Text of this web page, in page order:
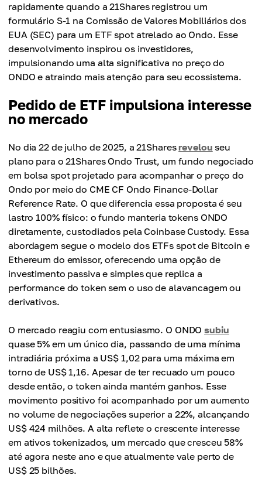
rapidamente quando a 21Shares registrou um
formulário S-1 na Comissão de Valores Mobiliários dos
EUA (SEC) para um ETF spot atrelado ao Ondo. Esse
desenvolvimento inspirou os investidores,
impulsionando uma alta significativa no preço do
ONDO e atraindo mais atenção para seu ecossistema.
Pedido de ETF impulsiona interesse
no mercado
No dia 22 de julho de 2025, a 21Sharesrevelou seu
plano para o 21Shares Ondo Trust, um fundo negociado
em bolsa spot projetado para acompanhar o preço do
Ondo por meio do CME CF Ondo Finance-Dollar
Reference Rate. O que diferencia essa proposta é seu
lastro 100% físico: o fundo manteria tokens ONDO
diretamente, custodiados pela Coinbase Custody. Essa
abordagem segue o modelo dos ETFs spot de Bitcoin e
Ethereum do emissor, oferecendo uma opção de
investimento passiva e simples que replica a
performance do token sem o uso de alavancagem ou
derivativos.
O mercado reagiu com entusiasmo. O ONDOsubiu
quase 5% em um único dia, passando de uma mínima
intradiária próxima a US$ 1,02 para uma máxima em
torno de US$ 1,16. Apesar de ter recuado um pouco
desde então, o token ainda mantém ganhos. Esse
movimento positivo foi acompanhado por um aumento
no volume de negociações superior a 22%, alcançando
US$ 424 milhões. A alta reflete o crescente interesse
em ativos tokenizados, um mercado que cresceu 58%
até agora neste ano e que atualmente vale perto de
US$ 25 bilhões.